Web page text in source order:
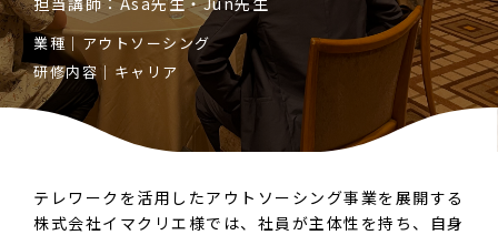
業種｜ アウトソーシング
研修内容｜ キャリア
テレワークを活用したアウトソーシング事業を展開する
株式会社イマクリエ様では、社員が主体性を持ち、自身